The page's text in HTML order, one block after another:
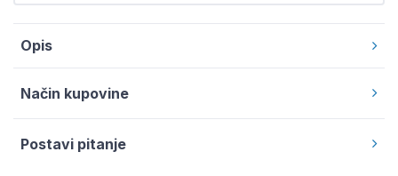
Opis
Način kupovine
Postavi pitanje